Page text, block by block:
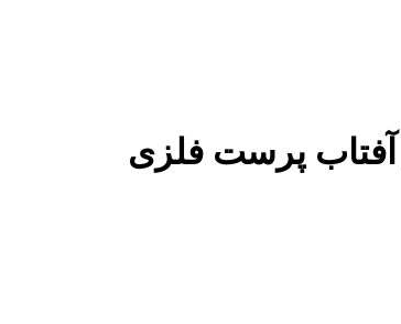
آفتاب پرست فلزی